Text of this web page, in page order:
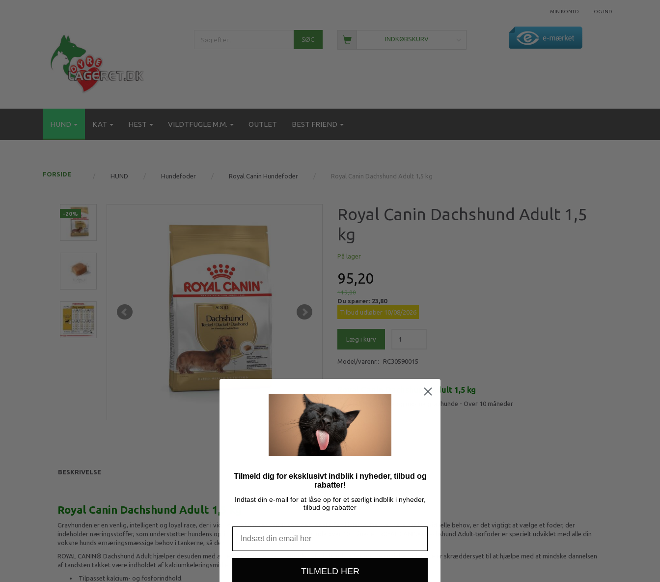
LOG IND
MIN KONTO
SØG INDKØBSKURV
HUND KAT HEST VILDTFUGLE M.M. OUTLET BEST FRIEND
FORSIDE HUND Hundefoder Royal Canin Hundefoder Royal Canin Dachshund Adult 1,5 kg
-20%
Royal Canin Dachshund Adult 1,5
kg
På lager
95,20
119,00
Du sparer: 23,80
Tilbud udløber 10/08/2026
Læg i kurv
Model/varenr.: RC30590015
Royal Canin Dachshund Adult 1,5 kg
Fuldfoder til voksne og modne gravhunde - Over 10 måneder
Mere information
BESKRIVELSE
Royal Canin Dachshund Adult 1,5 kg
Gravhunden er en venlig, intelligent og loyal race, der i vid udstrækning er kendt som den ideelle familiehund. Da hver race har individuelle behov, er det vigtigt at vælge et foder, der
indeholder næringsstoffer, som understøtter hundens optimale behov. Velegnet til gravhunde over 10 måneder. ROYAL CANIN® Dachshund Adult-tørfoder er specielt udviklet med alle din
voksne hunds ernæringsmæssige behov i tankerne, så den understøtter hundens trivsel.
ROYAL CANIN® Dachshund Adult hjælper desuden med at reducere lugten og mængden af din hunds afføring. Den unikke foderpille er skræddersyet til at hjælpe med at mindske dannelsen
af tandsten takket være indholdet af kalciumkeleringsmidler.
Tilpasset kalcium- og fosforindhold.
Tilmeld dig for eksklusivt indblik i nyheder, tilbud og
rabatter!
Indtast din e-mail for at låse op for et særligt indblik i nyheder,
tilbud og rabatter
TILMELD HER